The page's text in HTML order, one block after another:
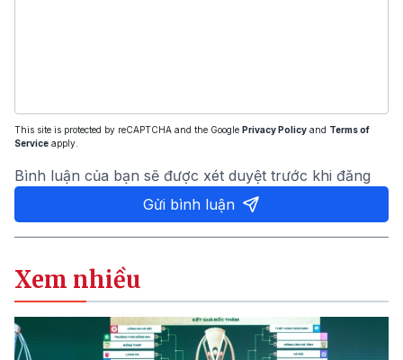
This site is protected by reCAPTCHA and the Google Privacy Policy and Terms of
Service apply.
Bình luận của bạn sẽ được xét duyệt trước khi đăng
Gửi bình luận
Xem nhiều